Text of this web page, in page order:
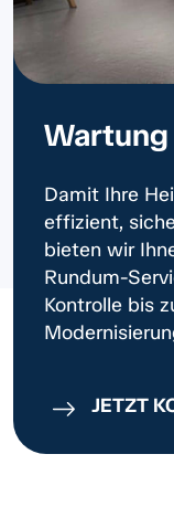
Damit Ihre
effizient,
bieten wir
Rundum-
Kontrolle bis
JETZT